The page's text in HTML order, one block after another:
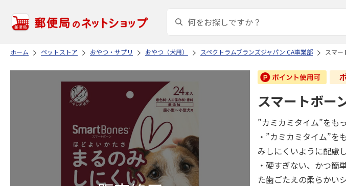
ホーム ペットストア おやつ・サプリ おやつ（犬用） スペクトラムブランズジャパン CA事業部 スマー
スマートボー
”カミカミタイム”をも
・”カミカミタイム”を
みしにくいように配慮
・硬すぎない、かつ簡
た歯ごたえの柔らかい